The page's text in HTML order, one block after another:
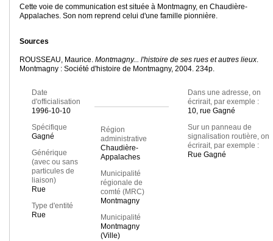
Cette voie de communication est située à Montmagny, en Chaudière-
Appalaches. Son nom reprend celui d'une famille pionnière.
Sources
ROUSSEAU, Maurice. Montmagny... l'histoire de ses rues et autres lieux.
Montmagny : Société d'histoire de Montmagny, 2004. 234p.
Date
d'officialisation
1996-10-10
Spécifique
Gagné
Générique
(avec ou sans
particules de
liaison)
Rue
Type d'entité
Rue
Région
administrative
Chaudière-
Appalaches
Municipalité
régionale de
comté (MRC)
Montmagny
Municipalité
Montmagny
(Ville)
Dans une adresse, on
écrirait, par exemple :
10, rue Gagné
Sur un panneau de
signalisation routière, on
écrirait, par exemple :
Rue Gagné